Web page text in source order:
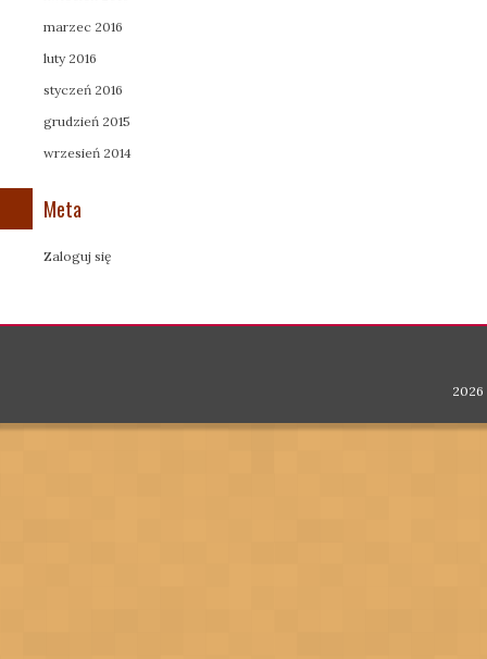
marzec 2016
luty 2016
styczeń 2016
grudzień 2015
wrzesień 2014
Meta
Zaloguj się
2026